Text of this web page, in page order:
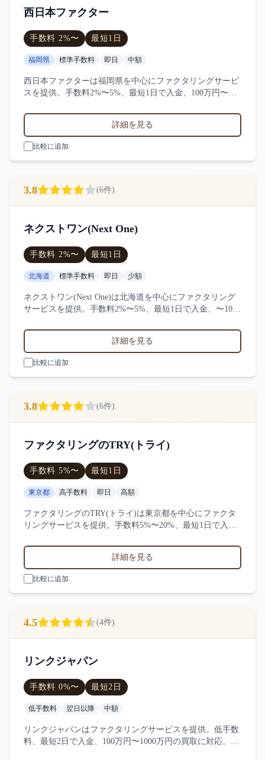
西日本ファクター
手数料 2%〜 最短1日
福岡県 標準手数料 即日 中額
西日本ファクターは福岡県を中心にファクタリングサービ
スを提供。手数料2%〜5%、最短1日で入金、100万円〜
対応実績。5件の口コミ・評判から西日本ファクターの特
詳細を見る
比較に追加
3.8 (6件)
ネクストワン(Next One)
手数料 2%〜 最短1日
北海道 標準手数料 即日 少額
ネクストワン(Next One)は北海道を中心にファクタリング
サービスを提供。手数料2%〜5%、最短1日で入金、〜100
実績。6件の口コミ・評判からネクストワン(Next One)の特
詳細を見る
比較に追加
3.8 (6件)
ファクタリングのTRY(トライ)
手数料 5%〜 最短1日
東京都 高手数料 即日 高額
ファクタリングのTRY(トライ)は東京都を中心にファクタ
リングサービスを提供。手数料5%〜20%、最短1日で入
業など対応実績。6件の口コミ・評判からファクタリング
のTRY(トライ)の特徴を比較できます。
詳細を見る
比較に追加
4.5 (4件)
リンクジャパン
手数料 0%〜 最短2日
低手数料 翌日以降 中額
リンクジャパンはファクタリングサービスを提供。低手数
料、最短2日で入金、100万円〜1000万円の買取に対応。サ